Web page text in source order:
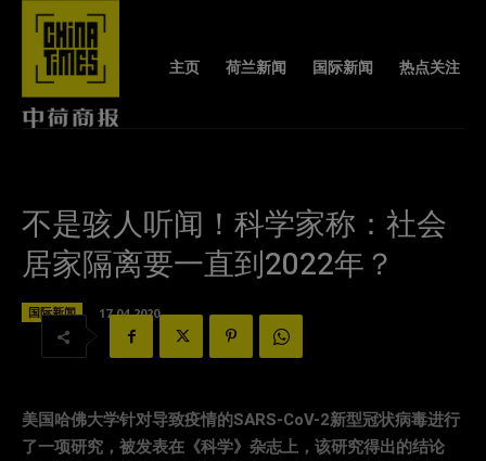
主页 荷兰新闻 国际新闻 热点关注
不是骇人听闻！科学家称：社会
居家隔离要一直到2022年？
国际新闻 17-04-2020
美国哈佛大学针对导致疫情的SARS-CoV-2新型冠状病毒进行
了一项研究，被发表在《科学》杂志上，该研究得出的结论